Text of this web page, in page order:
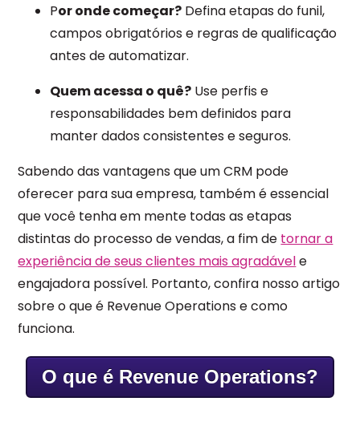
Por onde começar? Defina etapas do funil,
campos obrigatórios e regras de qualificação
antes de automatizar.
Quem acessa o quê? Use perfis e
responsabilidades bem definidos para
manter dados consistentes e seguros.
Sabendo das vantagens que um CRM pode
oferecer para sua empresa, também é essencial
que você tenha em mente todas as etapas
distintas do processo de vendas, a fim de tornar a
experiência de seus clientes mais agradávele
engajadora possível. Portanto, confira nosso artigo
sobre o que é Revenue Operations e como
funciona.
O que é Revenue Operations?